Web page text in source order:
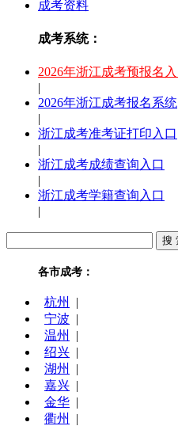
成考资料
成考系统：
2026年浙江成考预报名
|
2026年浙江成考报名系统
|
浙江成考准考证打印入口
|
浙江成考成绩查询入口
|
浙江成考学籍查询入口
|
各市成考：
杭州
|
宁波 |
温州
|
绍兴 |
湖州
|
嘉兴 |
金华 |
衢州
|